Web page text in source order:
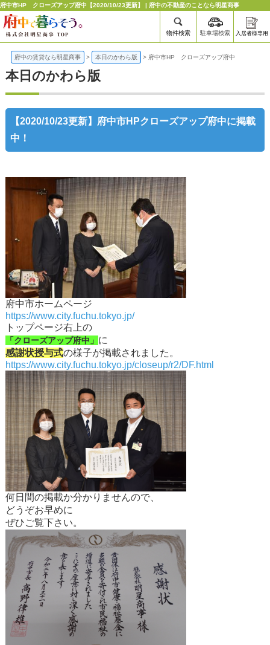
府中市HP クローズアップ府中【2020/10/23更新】 | 府中の不動産のことなら明星商事
物件検索 駐車場検索 入居者様専用
府中の賃貸なら明星商事 > 本日のかわら版 > 府中市HP クローズアップ府中
本日のかわら版
【2020/10/23更新】府中市HPクローズアップ府中に掲載
中！
府中市ホームページ
https://www.city.fuchu.tokyo.jp/
トップページ右上の
「クローズアップ府中」 に
感謝状授与式の様子が掲載されました。
https://www.city.fuchu.tokyo.jp/closeup/r2/DF.html
何日間の掲載か分かりませんので、
どうぞお早めに
ぜひご覧下さい。